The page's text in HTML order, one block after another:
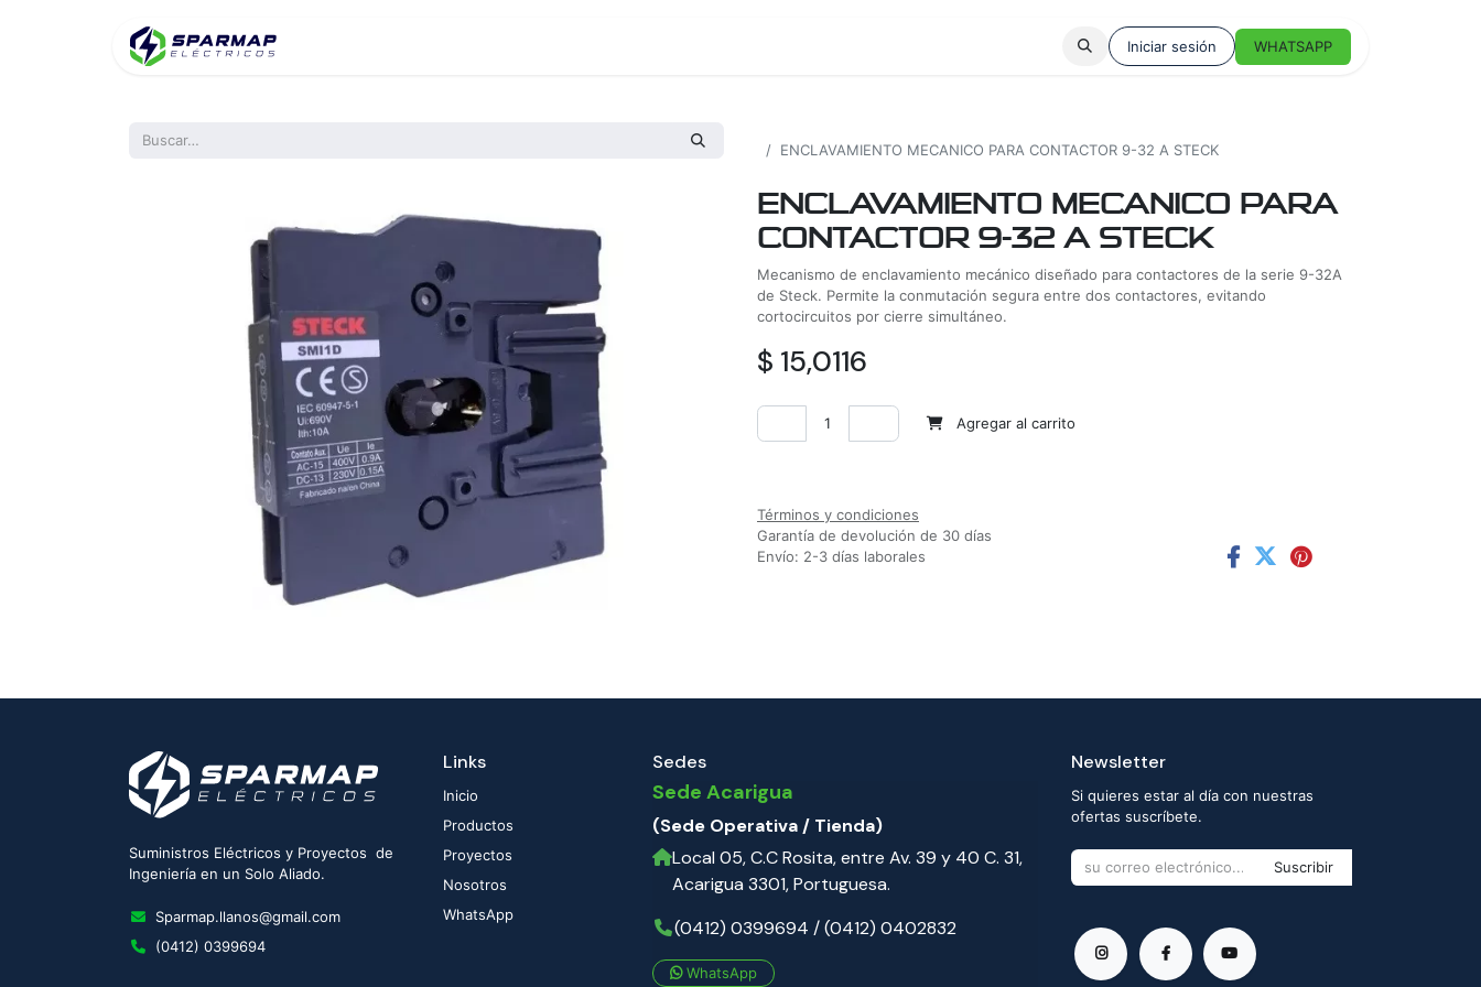
Iniciar sesión WHATSAPP
ENCLAVAMIENTO MECANICO PARA CONTACTOR 9-32 A STECK
ENCLAVAMIENTO MECANICO PARA
CONTACTOR 9-32 A STECK
Mecanismo de enclavamiento mecánico diseñado para contactores de la serie 9-32A
de Steck. Permite la conmutación segura entre dos contactores, evitando
cortocircuitos por cierre simultáneo.
$ 15,0116
Agregar al carrito
Términos y condiciones
Garantía de devolución de 30 días
Envío: 2-3 días laborales
Suministros Eléctricos y Proyectos de
Ingeniería en un Solo Aliado.
Sparmap.llanos@gmail.com
(0412) 0399694
Links
Inicio
Productos
Proyectos
Nosotros
WhatsApp
Sedes
Sede Acarigua
(Sede Operativa / Tienda)
Local 05, C.C Rosita, entre Av. 39 y 40 C. 31,
Acarigua 3301, Portuguesa.
(0412) 0399694 / (0412) 0402832
WhatsApp
Newsletter
Si quieres estar al día con nuestras
ofertas suscríbete.
Suscribir